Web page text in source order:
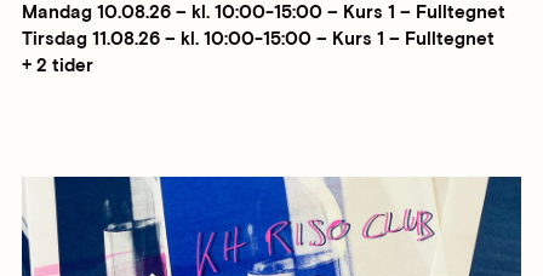
Mandag 10.08.26 – kl. 10:00-15:00 – Kurs 1 – Fulltegnet
Tirsdag 11.08.26 – kl. 10:00-15:00 – Kurs 1 – Fulltegnet
+ 2 tider